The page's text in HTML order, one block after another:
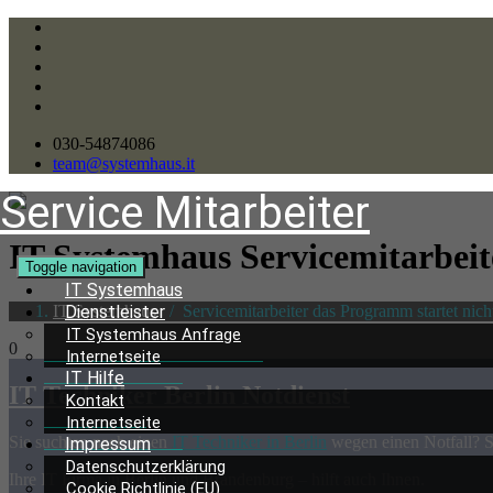
030-54874086
team@systemhaus.it
Service Mitarbeiter
Toggle navigation
IT Systemhaus
Dienstleister
IT Systemhaus Anfrage
Internetseite
IT Hilfe
Kontakt
Internetseite
Impressum
Datenschutzerklärung
Cookie Richtlinie (EU)
IT Systemhaus
IT Systemhaus/ Servicemitarbeiter das Programm startet
0
IT Techniker Berlin Notdienst
Sie suchten nach einen IT Techniker in Berlin wegen einen Notfall?
Ihre IT Firma in Berlin und Brandenburg – hilft auch Ihnen.